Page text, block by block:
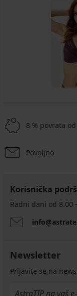
8 % povrata
Povoljno
Korisnička
Radni dani od 8.00
Newsletter
Prijavite se na